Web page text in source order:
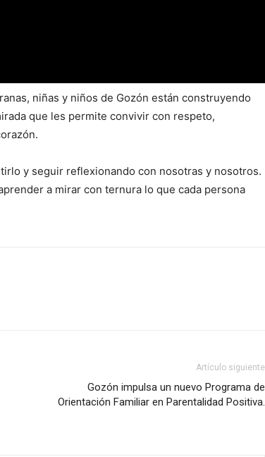
niñas y niños de Gozón están construyendo
que les permite convivir con respeto,
y seguir reflexionando con nosotras y nosotros.
a mirar con ternura lo que cada persona
Artículo siguiente
Gozón impulsa un nuevo Programa de
Orientación Familiar en Parentalidad Positiva.